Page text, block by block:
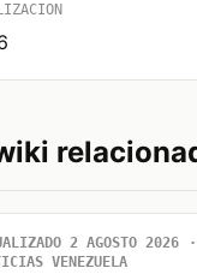
2 AGOSTO 2026
VENEZUELA